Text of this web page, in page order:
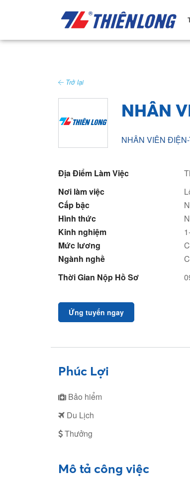
Trở lại
NHÂN
NHÂN VIÊN
Địa Điểm Làm Việc
Nơi làm việc
Cấp bậc
Hình thức
Kinh nghiệm
Mức lương
Ngành nghề
Thời Gian Nộp Hồ Sơ
Ứng tuyển ngay
Phúc Lợi
Bảo hiểm
Du Lịch
Thưởng
Mô tả công việc